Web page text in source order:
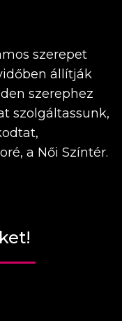
szerepet
állítják
szerephez
szolgáltassunk,
a Női Színtér.